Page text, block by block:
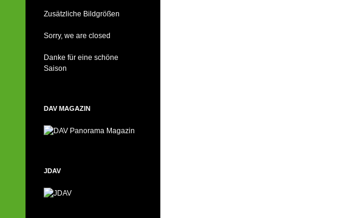
Zusätzliche Bildgrößen
Sorry, we are closed
Danke für eine schöne
Saison
DAV MAGAZIN
JDAV